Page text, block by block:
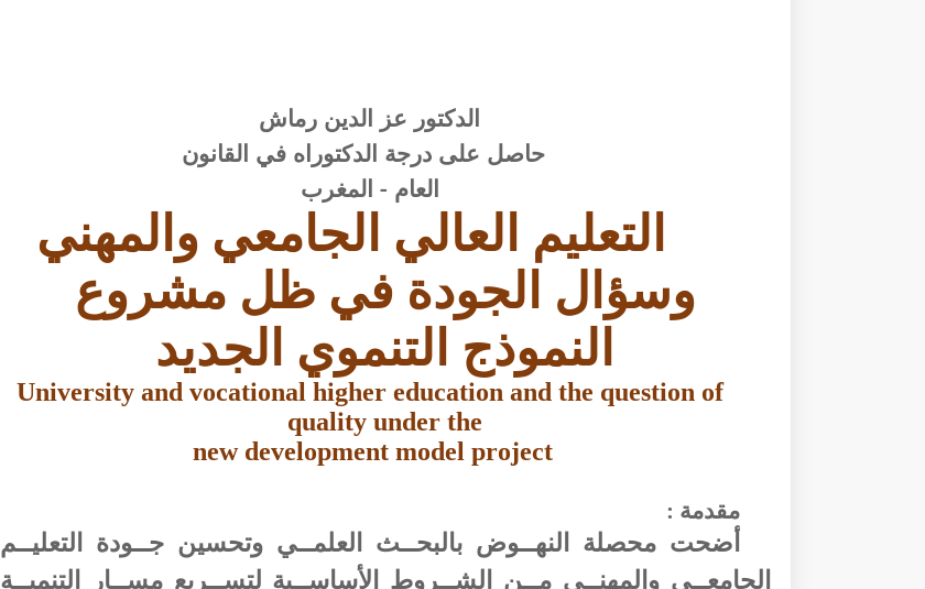
الدكتور عز الدين رماش
حاصل على درجة الدكتوراه في القانون
العام - المغرب
التعليم العالي الجامعي والمهني
وسؤال الجودة في ظل مشروع
النموذج التنموي الجديد
University and vocational higher education and the question of
quality under the
new development model project
مقدمة :
أضحت محصلة النهــوض بالبحــث العلمــي وتحسين جــودة التعليــم
الجامعــي والمهنــي مــن الشــروط الأساســية لتســريع مســار التنميــة